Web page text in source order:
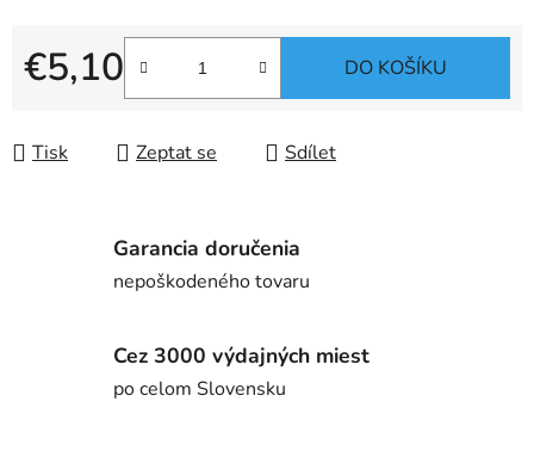
€5,10
Měrná cena:
DO KOŠÍKU
Tisk Zeptat se Sdílet
Garancia doručenia
nepoškodeného tovaru
Cez 3000 výdajných miest
po celom Slovensku